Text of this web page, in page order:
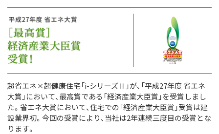
超省エネ×超健康住宅「i-シリーズⅡ」が、「平成27年度 省エネ
大賞」において、最高賞である「経済産業大臣賞」を受賞しまし
た。省エネ大賞において、住宅での「経済産業大臣賞」受賞は建
設業界初。今回の受賞により、当社は2年連続三度目の受賞とな
ります。